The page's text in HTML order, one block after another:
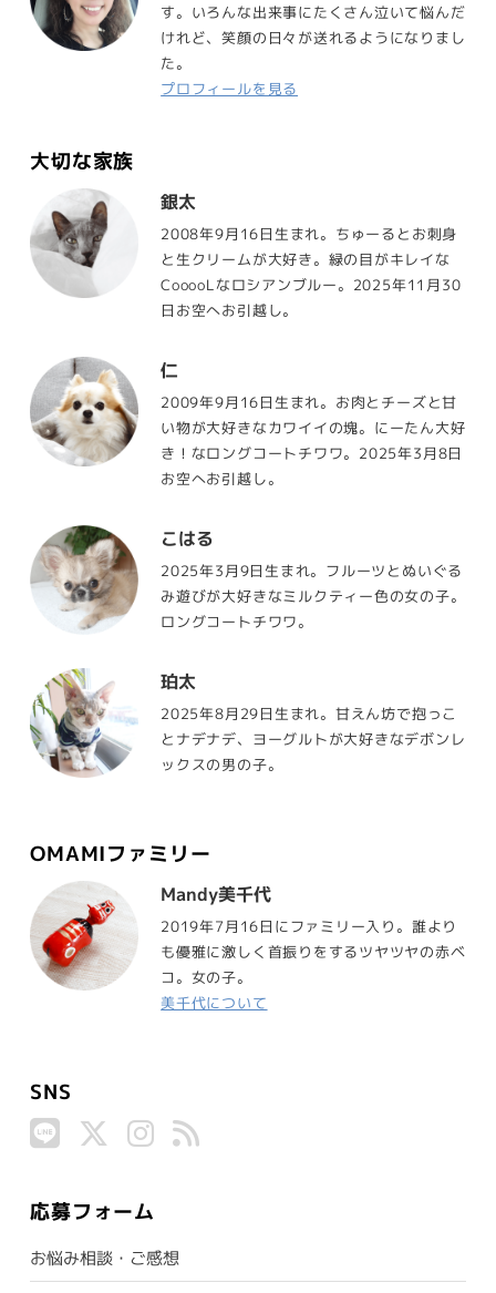
す。いろんな出来事にたくさん泣いて悩んだ
けれど、笑顔の日々が送れるようになりまし
た。
プロフィールを見る
大切な家族
銀太
2008年9月16日生まれ。ちゅーるとお刺身
と生クリームが大好き。緑の目がキレイな
CooooLなロシアンブルー。2025年11月30
日お空へお引越し。
仁
2009年9月16日生まれ。お肉とチーズと甘
い物が大好きなカワイイの塊。にーたん大好
き！なロングコートチワワ。2025年3月8日
お空へお引越し。
こはる
2025年3月9日生まれ。フルーツとぬいぐる
み遊びが大好きなミルクティー色の女の子。
ロングコートチワワ。
珀太
2025年8月29日生まれ。甘えん坊で抱っこ
とナデナデ、ヨーグルトが大好きなデボンレ
ックスの男の子。
OMAMIファミリー
Mandy美千代
2019年7月16日にファミリー入り。誰より
も優雅に激しく首振りをするツヤツヤの赤ベ
コ。女の子。
美千代について
SNS
応募フォーム
お悩み相談・ご感想